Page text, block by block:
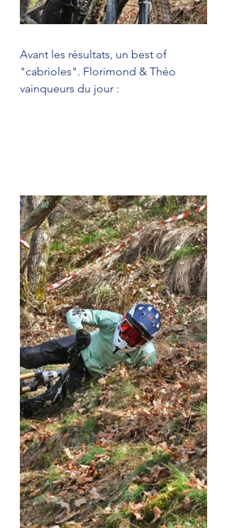
Avant les résultats, un best of
"cabrioles". Florimond & Théo
vainqueurs du jour :